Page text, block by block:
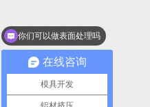
在线咨询
模具开发
你们可以做表面处理吗